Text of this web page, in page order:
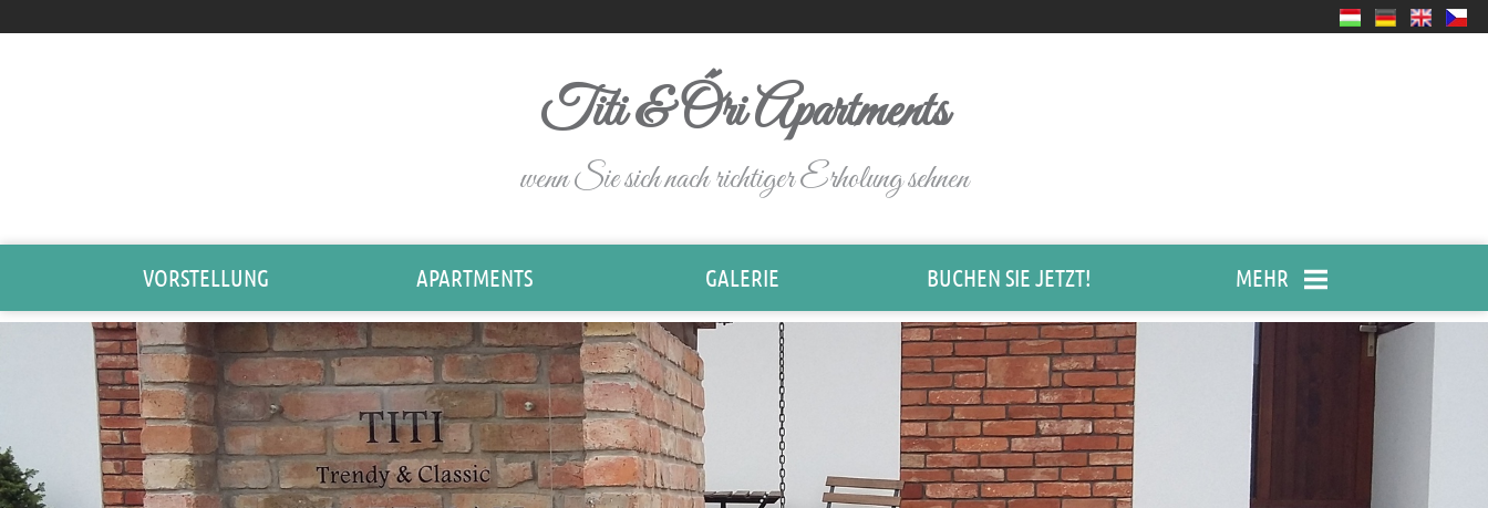
Titi & Őri Apartments
wenn Sie sich nach richtiger Erholung sehnen
VORSTELLUNG APARTMENTS GALERIE BUCHEN SIE JETZT! MEHR